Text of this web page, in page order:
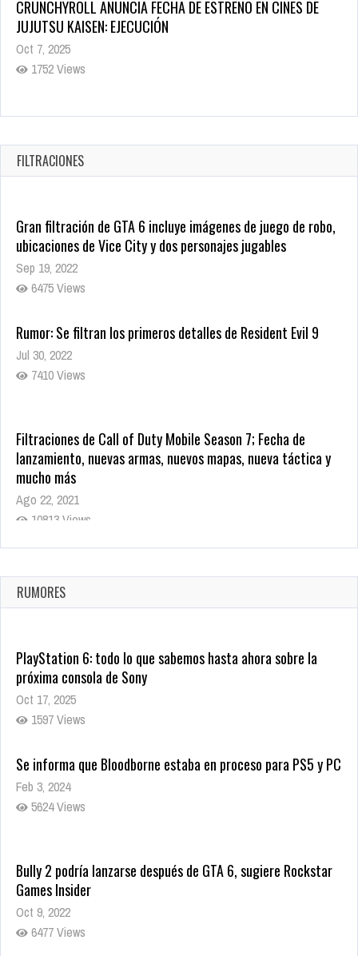
5 Películas de Terror Basadas en la Vida Real que te Helarán
la Sangre
Oct 22, 2025
1332 Views
Revive el terror: El conjuro 4: Últimos ritos ya está disponible
Oct 20, 2025
1372 Views
FILTRACIONES
Gran filtración de GTA 6 incluye imágenes de juego de robo,
ubicaciones de Vice City y dos personajes jugables
Sep 19, 2022
6475 Views
Rumor: Se filtran los primeros detalles de Resident Evil 9
Jul 30, 2022
7410 Views
Filtraciones de Call of Duty Mobile Season 7; Fecha de
lanzamiento, nuevas armas, nuevos mapas, nueva táctica y
mucho más
Ago 22, 2021
10813 Views
La configuración de Call of Duty 2021 aparentemente ya fue
Ago 8, 2021
9995 Views
RUMORES
PlayStation 6: todo lo que sabemos hasta ahora sobre la
próxima consola de Sony
Oct 17, 2025
1597 Views
Se informa que Bloodborne estaba en proceso para PS5 y PC
Feb 3, 2024
5624 Views
Bully 2 podría lanzarse después de GTA 6, sugiere Rockstar
Games Insider
Oct 9, 2022
6477 Views